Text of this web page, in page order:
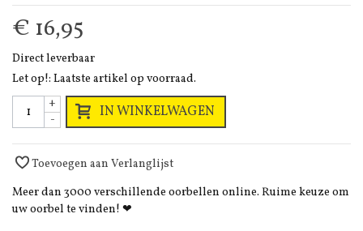
€ 16,95
Direct leverbaar
Let op!: Laatste artikel op voorraad.
-
+ IN WINKELWAGEN
Toevoegen aan Verlanglijst
Meer dan 3000 verschillende oorbellen online. Ruime keuze om
uw oorbel te vinden! ❤